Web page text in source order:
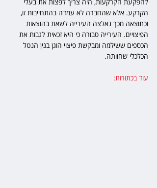
הקרקע. אלא שהחברה לא עמדה בהתחייבות זו,
וכתוצאה מכך נאלצה העירייה לשאת בהוצאות
הפיצויים. העירייה סבורה כי היא זכאית לגבות את
הכספים ששילמה ומבקשת פיצוי הוגן בגין הנטל
הכלכלי שחוותה.
עוד בכתורות: